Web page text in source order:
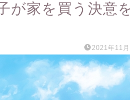
が家を買う決意
2021年11